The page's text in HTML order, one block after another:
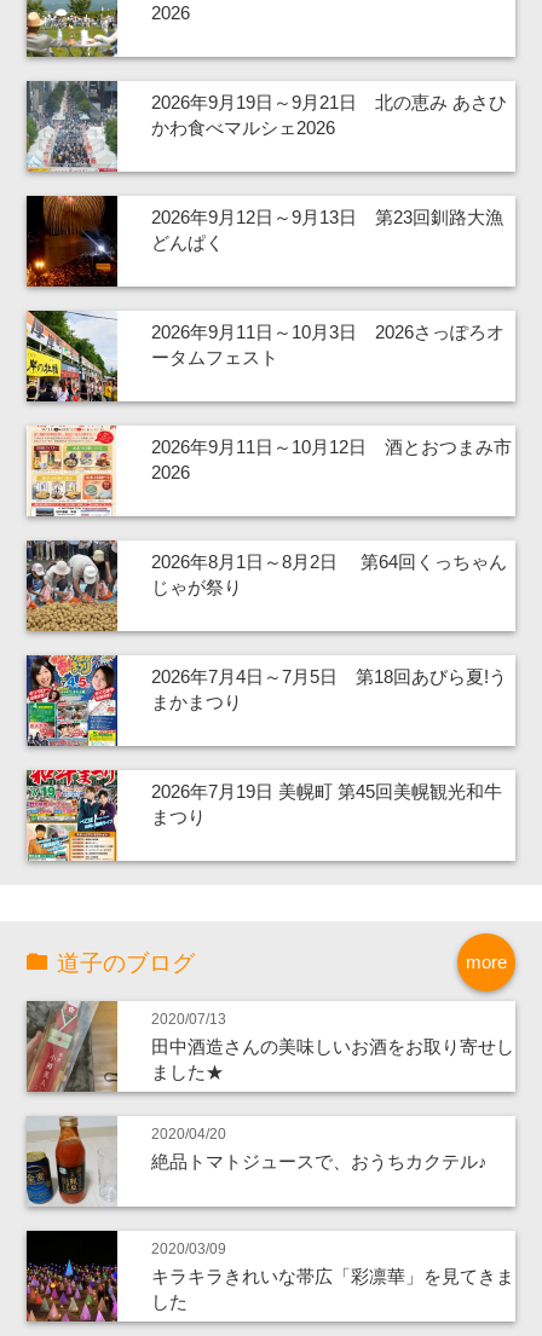
2026
2026年9月19日～9月21日 北の恵み あさひ
かわ食べマルシェ2026
2026年9月12日～9月13日 第23回釧路大漁
どんぱく
2026年9月11日～10月3日 2026さっぽろオ
ータムフェスト
2026年9月11日～10月12日 酒とおつまみ市
2026
2026年8月1日～8月2日 第64回くっちゃん
じゃが祭り
2026年7月4日～7月5日 第18回あびら夏!う
まかまつり
2026年7月19日 美幌町 第45回美幌観光和牛
まつり
more
道子のブログ
2020/07/13
田中酒造さんの美味しいお酒をお取り寄せし
ました★
2020/04/20
絶品トマトジュースで、おうちカクテル♪
2020/03/09
キラキラきれいな帯広「彩凛華」を見てきま
した